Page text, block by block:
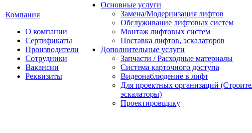
Компания
О компании
Сертификаты
Производители
Сотрудники
Вакансии
Реквизиты
Основные услуги
Замена/Модернизация лифтов
Обслуживание лифтовых систем
Монтаж лифтовых систем
Поставка лифтов, эскалаторов
Дополнительные услуги
Запчасти / Расходные материалы
Система карточного доступа
Видеонаблюдение в лифт
Для проектных организаций
эскалаторы)
Проектировщику